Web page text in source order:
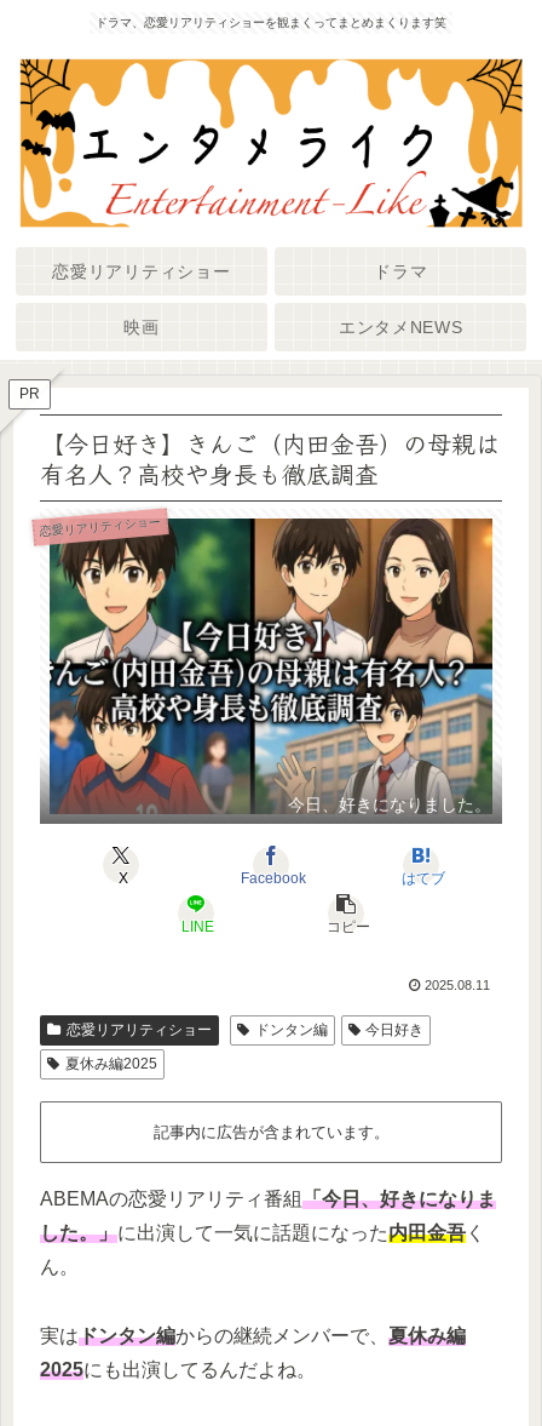
ドラマ、恋愛リアリティショーを観まくってまとめまくります笑
恋愛リアリティショー ドラマ
映画 エンタメNEWS
PR
【今日好き】きんご（内田金吾）の母親は
有名人？高校や身長も徹底調査
恋愛リアリティショー
今日、好きになりました。
X Facebook はてブ
LINE コピー
2025.08.11
恋愛リアリティショー ドンタン編
今日好き
夏休み編2025
記事内に広告が含まれています。
ABEMAの恋愛リアリティ番組「今日、好きになりま
した。」に出演して一気に話題になった内田金吾 く
ん。
実はドンタン編からの継続メンバーで、 夏休み編
2025にも出演してるんだよね。